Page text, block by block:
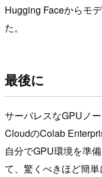
Hugging Faceからモ
た。
最後に
サーバレスなGPUノ
CloudのColab
自分でGPU環境を準
て、驚くべきほど簡